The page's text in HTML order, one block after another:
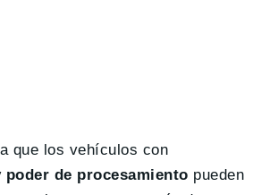
que los vehículos con
de procesamiento pueden